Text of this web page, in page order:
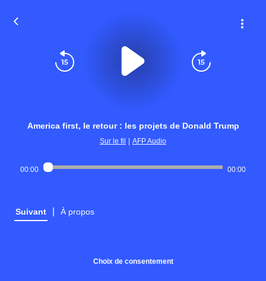
America first, le retour : les projets de Donald Trump
Sur le fil AFP Audio
00:00 00:00
Suivant À propos
Choix de consentement